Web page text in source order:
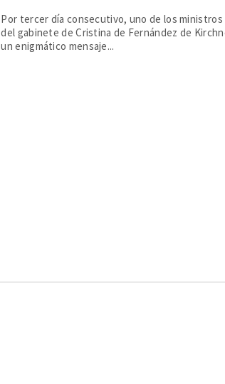
Por tercer día consecutivo, uno de los
del gabinete de Cristina de Fernández de
un enigmático mensaje...